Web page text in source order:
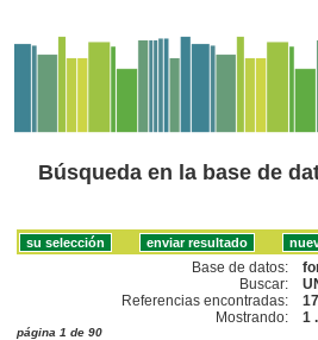
Búsqueda en la base de
Base de datos:
Buscar:
Referencias encontradas:
Mostrando:
1
página 1 de 90